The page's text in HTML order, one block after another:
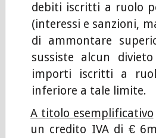
debiti iscritti a ruolo
(interessi e sanzioni,
di ammontare
sussiste alcun
importi iscritti a
inferiore a tale limite.
A titolo esemplificativo
un credito IVA di €